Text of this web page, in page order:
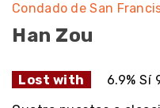
Condado de San
Han Zou
Lost with 6.9% Sí